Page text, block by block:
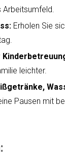
Erholen Sie
leichter.
Pausen mit